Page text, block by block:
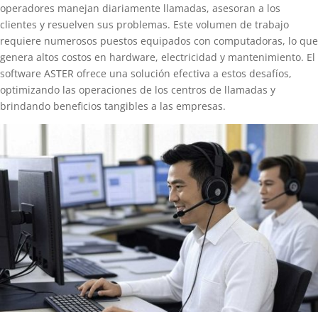
operadores manejan diariamente llamadas, asesoran a los
clientes y resuelven sus problemas. Este volumen de trabajo
requiere numerosos puestos equipados con computadoras, lo que
genera altos costos en hardware, electricidad y mantenimiento. El
software ASTER ofrece una solución efectiva a estos desafíos,
optimizando las operaciones de los centros de llamadas y
brindando beneficios tangibles a las empresas.